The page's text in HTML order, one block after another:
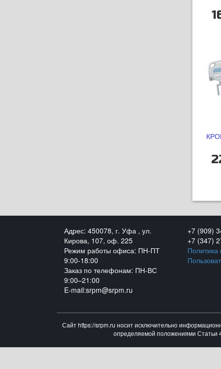
Адрес: 450078, г. Уфа , ул.
Кирова, 107, оф. 225
Режим работы офиса: ПН-ПТ
9:00-18:00
Заказ по телефонам: ПН-ВС
9:00–21:00
E-mail:srpm@srpm.ru
+7 (909)
+7 (347)
Сайт https://srpm.ru носит исключительно
определяемой положениями Статьи